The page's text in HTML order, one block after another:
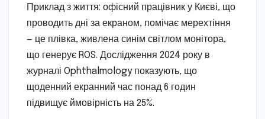
Приклад з життя: офісний працівник у Києві, що
проводить дні за екраном, помічає мерехтіння
— це плівка, живлена синім світлом монітора,
що генерує ROS. Дослідження 2024 року в
журналі Ophthalmology показують, що
щоденний екранний час понад 6 годин
підвищує ймовірність на 25%.